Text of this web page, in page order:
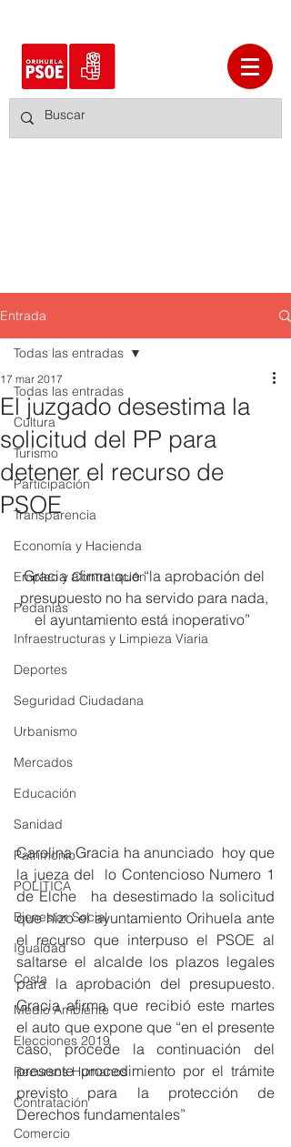
Entrada
Todas las entradas
Cultura
Turismo
Participación
Transparencia
Economía y Hacienda
Empleo y Contratación
Pedanías
Infraestructuras y Limpieza Viaria
Deportes
Seguridad Ciudadana
Urbanismo
Mercados
Educación
Sanidad
Patrimonio
POLÍTICA
Bienestar Social
Igualdad
Costa
Medio Ambiente
Elecciones 2019
Recursos Humanos
Contratación
Comercio
Todas las entradas
El juzgado desestima la
solicitud del PP para
detener el recurso de
PSOE
17 mar 2017
Gracia afirma que “la aprobación del
presupuesto no ha servido para nada,
el ayuntamiento está inoperativo”
Carolina Gracia ha anunciado  hoy que
la jueza del  lo Contencioso Numero 1
de Elche   ha desestimado la solicitud
que hizo el ayuntamiento Orihuela ante
el recurso que interpuso el PSOE al
saltarse el alcalde los plazos legales
para la aprobación del presupuesto.
Gracia afirma que recibió este martes
el auto que expone que “en el presente
caso, procede la continuación del
presente procedimiento por el trámite
previsto para la protección de
Derechos fundamentales”